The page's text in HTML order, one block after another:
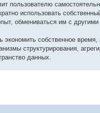
пользователю
использовать
обмениваться им с
собственное
структурирования,
данных.